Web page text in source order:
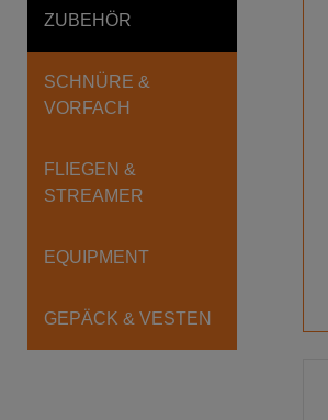
ZUBEHÖR
SCHNÜRE &
VORFACH
FLIEGEN &
STREAMER
EQUIPMENT
GEPÄCK & VESTEN